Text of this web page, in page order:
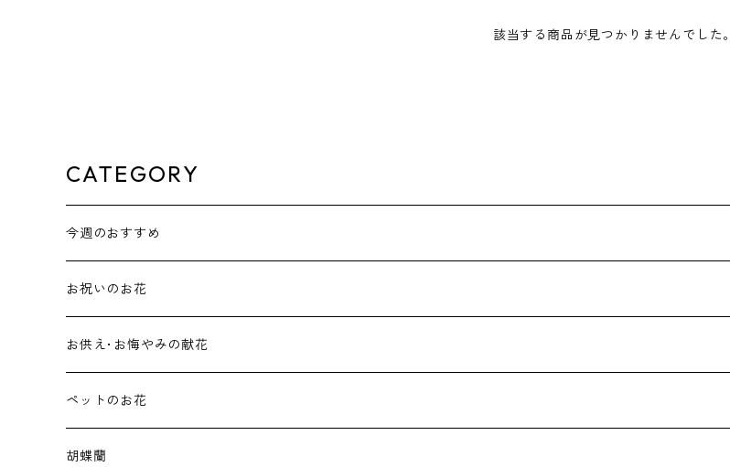
該当する商品が見つかりませんでした。
CATEGORY
今週のおすすめ
花束･ブーケ
アレンジメント
お祝いのお花
お供え･お悔やみの献花
ホワイト･グリーン系アレンジメント
淡いお色をお使いしたアレンジメント
ペットのお花
ペット用のお供えフラワー
胡蝶蘭